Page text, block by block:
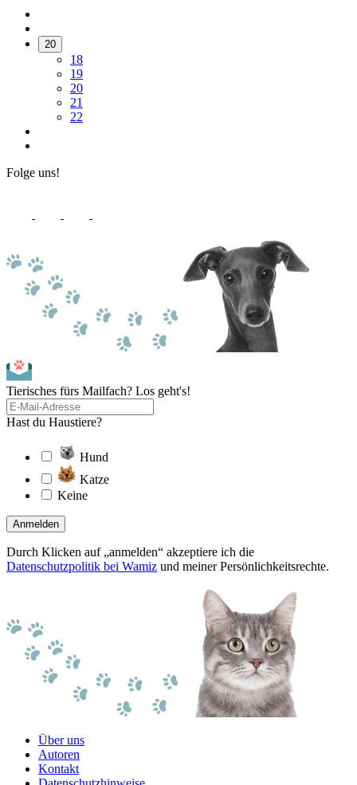
20
18
19
20
21
22
Folge uns!
Tierisches fürs Mailfach? Los geht's!
Hast du Haustiere?
Hund
Katze
Keine
Anmelden
Durch Klicken auf „anmelden“ akzeptiere ich die
Datenschutzpolitik bei Wamiz und meiner Persönlichkeitsrechte.
Über uns
Autoren
Kontakt